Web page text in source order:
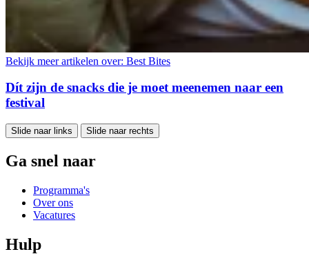
Bekijk meer artikelen over: Best Bites
Dít zijn de snacks die je moet meenemen naar een
festival
Slide naar links Slide naar rechts
Ga snel naar
Programma's
Over ons
Vacatures
Hulp